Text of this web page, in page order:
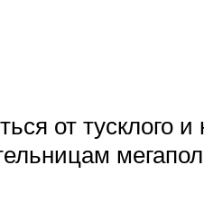
от тусклого и